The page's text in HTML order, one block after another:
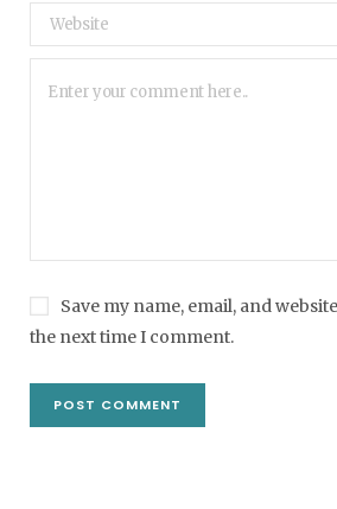
Save my name, email, and
the next time I comment.